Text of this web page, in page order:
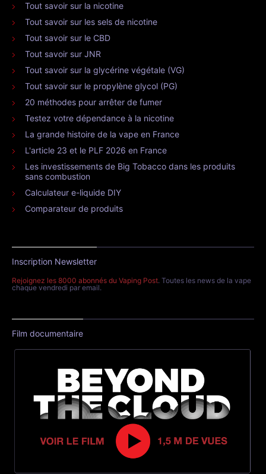
Tout savoir sur la nicotine
Tout savoir sur les sels de nicotine
Tout savoir sur le CBD
Tout savoir sur JNR
Tout savoir sur la glycérine végétale (VG)
Tout savoir sur le propylène glycol (PG)
20 méthodes pour arrêter de fumer
Testez votre dépendance à la nicotine
La grande histoire de la vape en France
L'article 23 et le PLF 2026 en France
Les investissements de Big Tobacco dans les produits
sans combustion
Calculateur e-liquide DIY
Comparateur de produits
Inscription Newsletter
Rejoignez les 8000 abonnés du Vaping Post. Toutes les news de la vape
chaque vendredi par email.
Film documentaire